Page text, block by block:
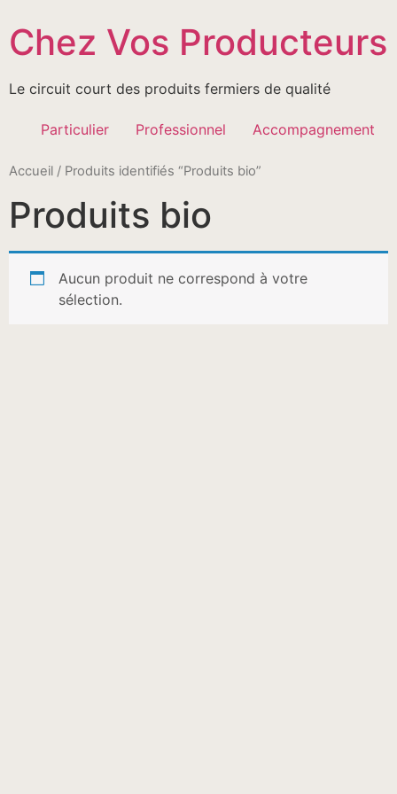
au
contenu
Chez Vos Producteurs
Le circuit court des produits fermiers de qualité
Particulier Professionnel Accompagnement
Accueil / Produits identifiés “Produits bio”
Produits bio
Aucun produit ne correspond à votre
sélection.